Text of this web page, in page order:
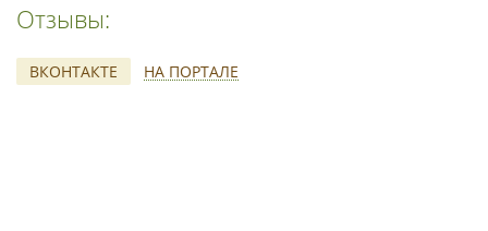
Отзывы:
ВКОНТАКТЕ НА ПОРТАЛЕ